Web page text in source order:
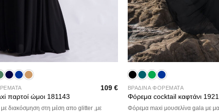
παρτοί ώμοι 181143
109€
διακόσμηση στη μέση απο glitter ,με
+
ΒΡΑΔΙΝΑ ΦΟΡΕΜΑΤΑ
Φόρεμα cocktail καφτάνι
Φόρεμα maxi μουσελίνα gala με